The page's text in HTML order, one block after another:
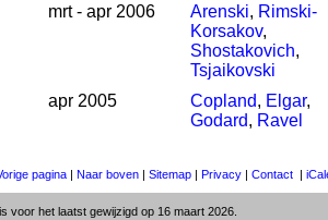
mrt - apr 2006 Arenski, Rimski-
Korsakov,
Shostakovich,
Tsjaikovski
apr 2005 Copland, Elgar,
Godard, Ravel
pagina | Naar boven | Sitemap | Privacy | Contact |
voor het laatst gewijzigd op 16 maart 2026.